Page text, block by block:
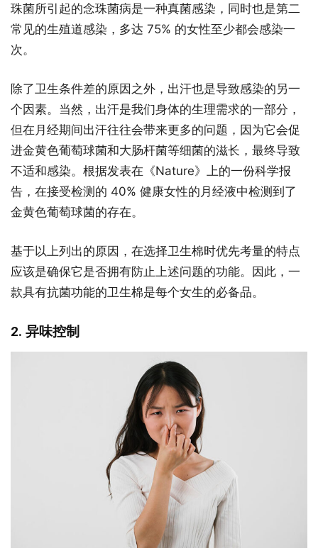
珠菌所引起的念珠菌病是一种真菌感染，同时也是第二
常见的生殖道感染，多达 75% 的女性至少都会感染一
次。
除了卫生条件差的原因之外，出汗也是导致感染的另一
个因素。当然，出汗是我们身体的生理需求的一部分，
但在月经期间出汗往往会带来更多的问题，因为它会促
进金黄色葡萄球菌和大肠杆菌等细菌的滋长，最终导致
不适和感染。根据发表在《Nature》上的一份科学报
告，在接受检测的 40% 健康女性的月经液中检测到了
金黄色葡萄球菌的存在。
基于以上列出的原因，在选择卫生棉时优先考量的特点
应该是确保它是否拥有防止上述问题的功能。因此，一
款具有抗菌功能的卫生棉是每个女生的必备品。
2. 异味控制